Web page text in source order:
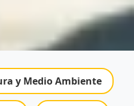
y Medio Ambiente